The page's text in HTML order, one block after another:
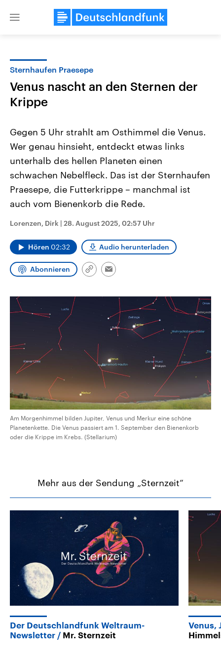
Close
Landtagswahl Sachsen-Anhalt
2026
Alle Informationen
Sachsen-Anhalt wählt am 6.
September 2026 einen neuen
Bundesland von einer Koalition aus
CDU, SPD und FDP regiert.-
Wahlprogramme, aktuelle Berichte
und Hintergründe zu den Parteien
Wahl.
USA
Aktuelle Beiträge,
Hintergründe
gehören die Vereinigten
mit großem Einfluss auf
aktuelle Weltgeschehen.
Sendungen Programm Podcasts
Audio-Archiv
Sternhaufen Praesepe
Venus nascht an den Sternen der
Krippe
Gegen 5 Uhr strahlt am Osthimmel die Venus.
Wer genau hinsieht, entdeckt etwas links
unterhalb des hellen Planeten einen
schwachen Nebelfleck. Das ist der Sternhaufen
Praesepe, die Futterkrippe – manchmal ist
auch vom Bienenkorb die Rede.
Lorenzen, Dirk | 28. August 2025, 02:57 Uhr
Hören 02:32 Audio herunterladen
Abonnieren
Link
Email
Am Morgenhimmel bilden Jupiter, Venus und Merkur eine schöne
Planetenkette. Die Venus passiert am 1. September den Bienenkorb
oder die Krippe im Krebs. (Stellarium)
Mehr aus der Sendung „Sternzeit“
Der Deutschlandfunk Weltraum-
Newsletter
Mr. Sternzeit
Venus,